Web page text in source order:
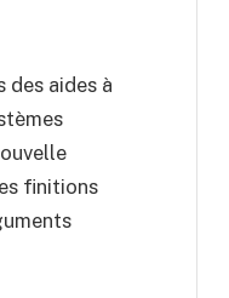
des aides à
finitions